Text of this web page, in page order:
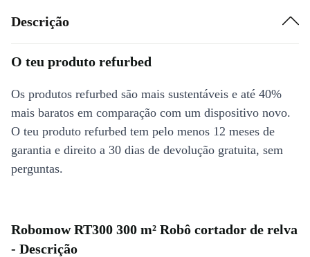
Descrição
O teu produto refurbed
Os produtos refurbed são mais sustentáveis e até 40%
mais baratos em comparação com um dispositivo novo.
O teu produto refurbed tem pelo menos 12 meses de
garantia e direito a 30 dias de devolução gratuita, sem
perguntas.
Robomow RT300 300 m² Robô cortador de relva
- Descrição